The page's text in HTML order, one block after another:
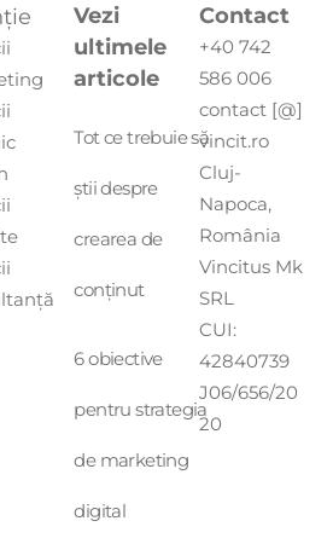
Vezi
ultimele
articole
Tot ce trebuie să
știi despre
crearea de
conținut
6 obiective
pentru strategia
de marketing
digital
Contact
+40 742
586 006
contact [@]
vincit.ro
Cluj-
Napoca,
România
Vincitus Mk
SRL
CUI:
42840739
J06/656/20
20